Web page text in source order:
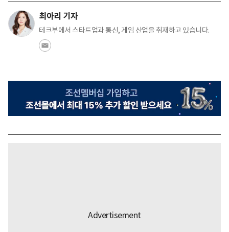
최아리 기자
테크부에서 스타트업과 통신, 게임 산업을 취재하고 있습니다.